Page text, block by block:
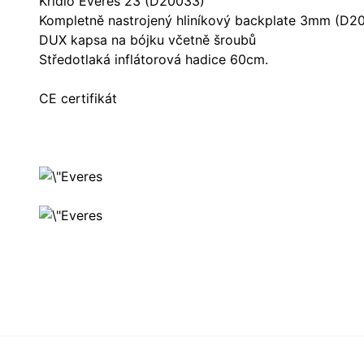
Kompletně nastrojený hliníkový backplate 3mm
DUX kapsa na bójku včetně šroubů
Středotlaká inflátorová hadice 60cm.
CE certifikát